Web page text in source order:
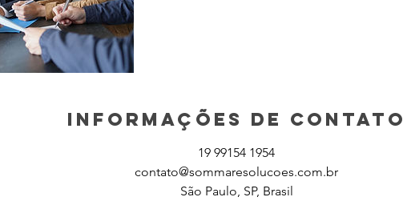
Informações de contato
19 99154 1954
contato@sommaresolucoes.com.br
São Paulo, SP, Brasil